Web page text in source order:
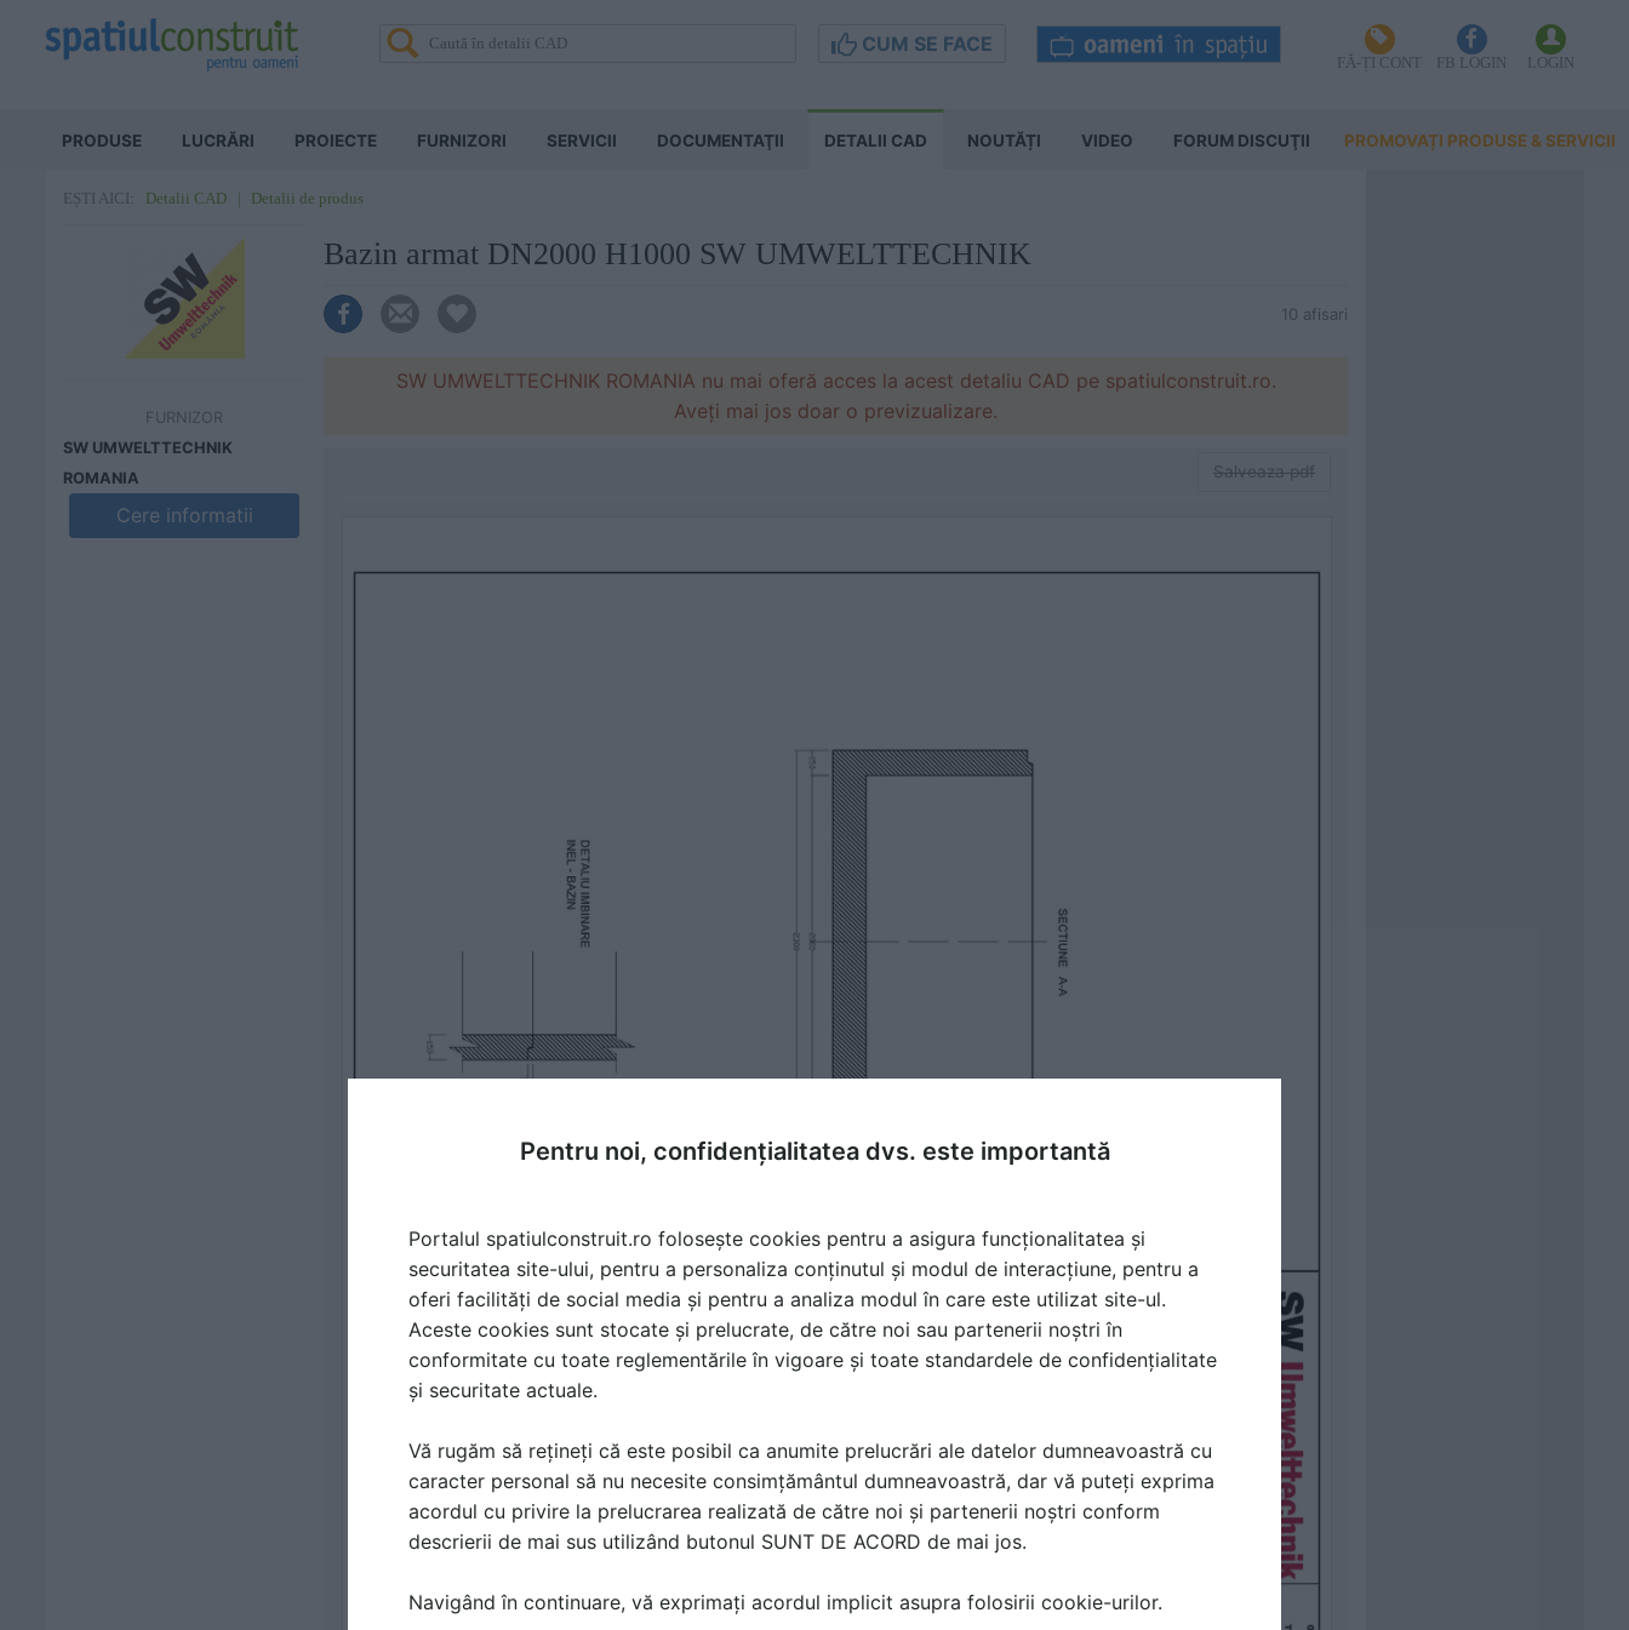
CUM SE FACE
FĂ-ȚI CONT FB LOGIN LOGIN
PRODUSE LUCRĂRI PROIECTE FURNIZORI SERVICII DOCUMENTAŢII DETALII CAD NOUTĂȚI VIDEO FORUM DISCUŢII PROMOVAȚI PRODUSE & SERVICII
EȘTI AICI: Detalii CAD Detalii de produs
FURNIZOR
SW UMWELTTECHNIK
ROMANIA
Cere informatii
Bazin armat DN2000 H1000 SW UMWELTTECHNIK
10 afisari
SW UMWELTTECHNIK ROMANIA nu mai oferă acces la acest detaliu CAD pe spatiulconstruit.ro.
Aveți mai jos doar o previzualizare.
Salveaza pdf
Pentru noi, confidențialitatea dvs. este importantă
Portalul spatiulconstruit.ro folosește cookies pentru a asigura funcționalitatea și
securitatea site-ului, pentru a personaliza conținutul și modul de interacțiune, pentru a
oferi facilități de social media și pentru a analiza modul în care este utilizat site-ul.
Aceste cookies sunt stocate și prelucrate, de către noi sau partenerii noștri în
conformitate cu toate reglementările în vigoare și toate standardele de confidențialitate
și securitate actuale.
Vă rugăm să rețineți că este posibil ca anumite prelucrări ale datelor dumneavoastră cu
caracter personal să nu necesite consimțământul dumneavoastră, dar vă puteți exprima
acordul cu privire la prelucrarea realizată de către noi și partenerii noștri conform
descrierii de mai sus utilizând butonul SUNT DE ACORD de mai jos.
Navigând în continuare, vă exprimați acordul implicit asupra folosirii cookie-urilor.